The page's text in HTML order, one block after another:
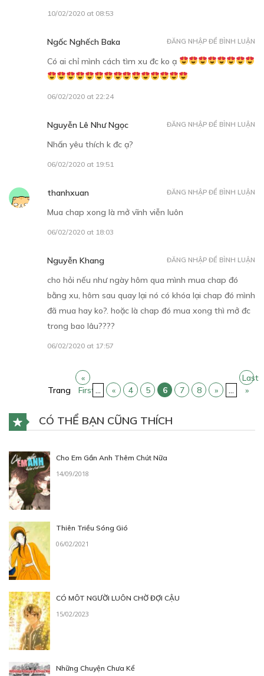
CHƯƠNG 16
Tin anh chứ?
CHƯƠNG 17
Tiểu nữ có thể đọc được
30Points
CHƯƠNG 18
Thích ba? Hay là thích hôn phu tương lai?
16/12/2018
CHƯƠNG 19
Dịu dàng hơn một chút được không?
16/12/2018
10/02/2020 at 08:53
Ngốc Nghếch Baka
Có ai chỉ mình cách tìm xu đc ko ạ
06/02/2020 at 22:24
ĐĂNG NHẬP ĐỂ BÌNH LUẬN
Nguyễn Lê Như Ngọc
Nhấn yêu thích k đc ạ?
06/02/2020 at 19:51
ĐĂNG NHẬP ĐỂ BÌNH LUẬN
thanhxuan
Mua chap xong là mở vĩnh viễn luôn
06/02/2020 at 18:03
ĐĂNG NHẬP ĐỂ BÌNH LUẬN
Nguyễn Khang
cho hỏi nếu như ngày hôm qua mình mua chap đó
bằng xu, hôm sau quay lại nó có khóa lại chap đó mình
đã mua hay ko?. hoặc là chap đó mua xong thì mở đc
trong bao lâu????
06/02/2020 at 17:57
ĐĂNG NHẬP ĐỂ BÌNH LUẬN
Trang
«
First
« 4 5 6 7 8 »
Last
»
CÓ THỂ BẠN CŨNG THÍCH
Cho Em Gần Anh Thêm Chút Nữa
14/09/2018
Thiên Triều Sóng Gió
06/02/2021
CÓ MÔT NGƯỜI LUÔN CHỜ ĐỢI CẬU
15/02/2023
Những Chuyện Chưa Kể